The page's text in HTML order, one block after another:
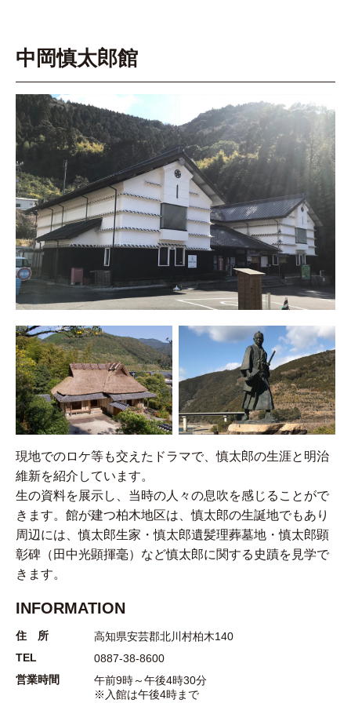
中岡慎太郎館
現地でのロケ等も交えたドラマで、慎太郎の生涯と明治
維新を紹介しています。
生の資料を展示し、当時の人々の息吹を感じることがで
きます。館が建つ柏木地区は、慎太郎の生誕地でもあり
周辺には、慎太郎生家・慎太郎遺髪理葬墓地・慎太郎顕
彰碑（田中光顕揮毫）など慎太郎に関する史蹟を見学で
きます。
INFORMATION
住 所
高知県安芸郡北川村柏木140
TEL
0887-38-8600
営業時間
午前9時～午後4時30分
※入館は午後4時まで